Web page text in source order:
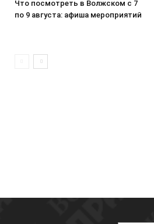
Что посмотреть в Волжском с 7
по 9 августа: афиша мероприятий